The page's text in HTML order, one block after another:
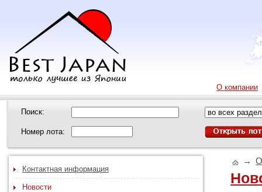
О компании
Поиск:
Номер лота:
Контактная информация
Новости
→